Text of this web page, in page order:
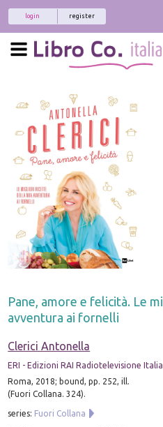
register
login
Pane, amore e felicità. Le
avventura ai fornelli
Clerici Antonella
ERI - Edizioni RAI Radiotelevisione
Roma, 2018; bound, pp. 252, ill.
(Fuori Collana. 324).
series: Fuori Collana